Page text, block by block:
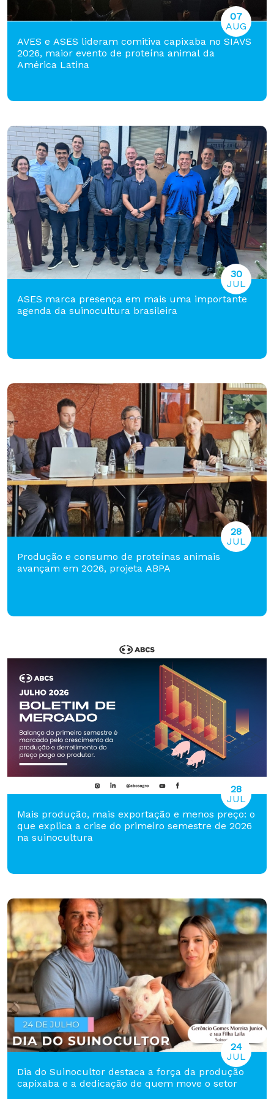
AVES e ASES lideram comitiva capixaba no SIAVS
2026, maior evento de proteína animal da
América Latina
07
AUG
ASES marca presença em mais uma importante
agenda da suinocultura brasileira
30
JUL
Produção e consumo de proteínas animais
avançam em 2026, projeta ABPA
28
JUL
Mais produção, mais exportação e menos preço: o
que explica a crise do primeiro semestre de 2026
na suinocultura
28
JUL
Dia do Suinocultor destaca a força da produção
capixaba e a dedicação de quem move o setor
24
JUL